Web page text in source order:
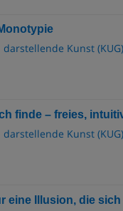
Kunst (KUG)
finde – freies,
Kunst (KUG)
eine Illusion, die